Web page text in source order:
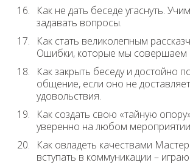
Как не дать беседе угаснуть.
задавать вопросы.
Как стать великолепным
Ошибки, которые мы совершаем
Как закрыть беседу и достойно
общение, если оно не
удовольствия.
Как создать свою «тайную
уверенно на любом
Как овладеть качествами
вступать в коммуникации –